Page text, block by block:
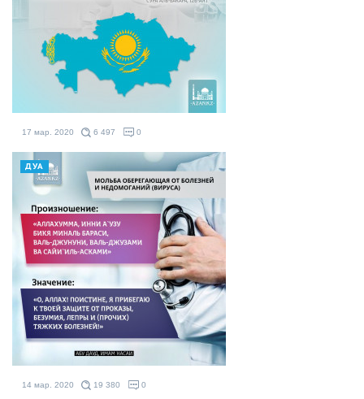
17 мар. 2020 6 497 0
ДУА
14 мар. 2020 19 380 0